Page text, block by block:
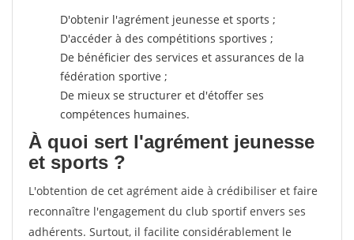
D'obtenir l'agrément jeunesse et sports ;
D'accéder à des compétitions sportives ;
De bénéficier des services et assurances de la
fédération sportive ;
De mieux se structurer et d'étoffer ses
compétences humaines.
À quoi sert l'agrément jeunesse
et sports ?
L'obtention de cet agrément aide à crédibiliser et faire
reconnaître l'engagement du club sportif envers ses
adhérents. Surtout, il facilite considérablement le